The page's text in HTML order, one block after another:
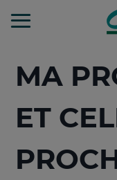
au
Contenu
Aller
Pied
de
MA
ET